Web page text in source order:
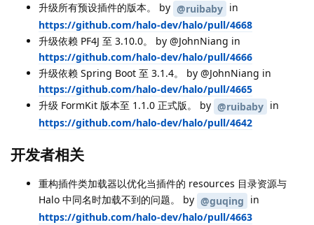
升级所有预设插件的版本。 by @ruibaby in
https://github.com/halo-dev/halo/pull/4668
升级依赖 PF4J 至 3.10.0。 by @JohnNiang in
https://github.com/halo-dev/halo/pull/4666
升级依赖 Spring Boot 至 3.1.4。 by @JohnNiang in
https://github.com/halo-dev/halo/pull/4665
升级 FormKit 版本至 1.1.0 正式版。 by @ruibaby in
https://github.com/halo-dev/halo/pull/4642
开发者相关
重构插件类加载器以优化当插件的 resources 目录资源与
Halo 中同名时加载不到的问题。 by @guqing in
https://github.com/halo-dev/halo/pull/4663